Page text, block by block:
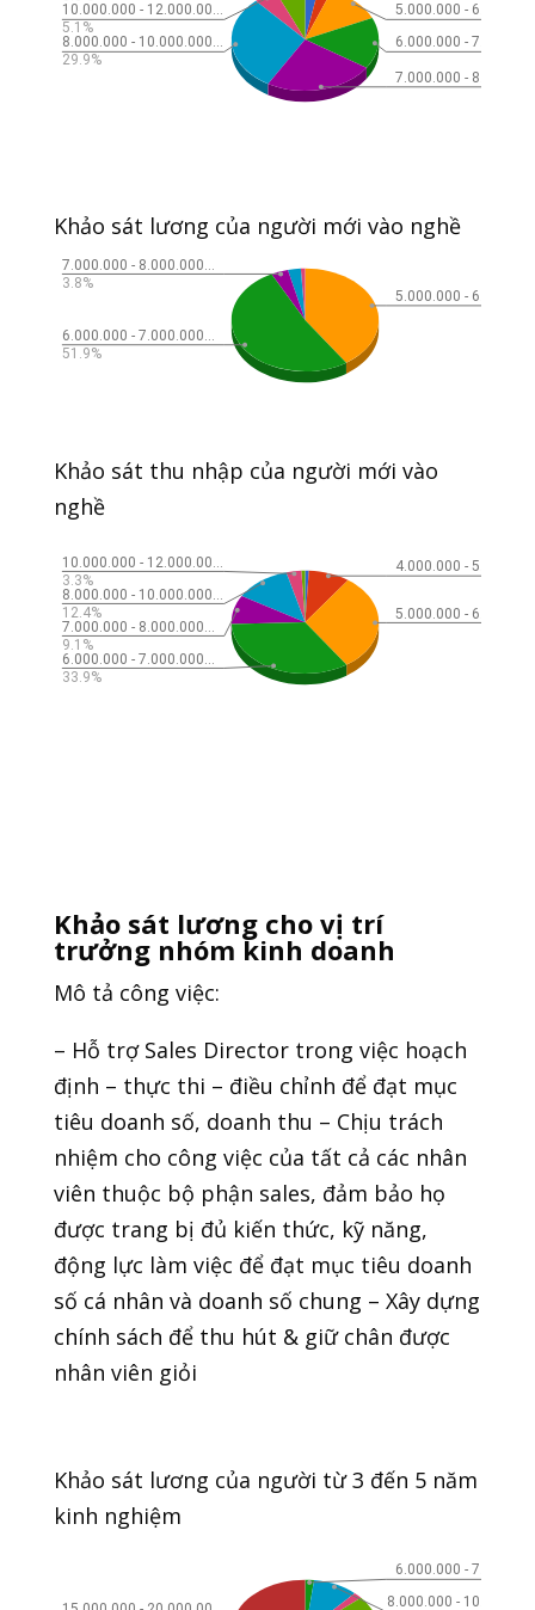
Khảo sát lương của người mới vào nghề
Khảo sát thu nhập của người mới vào
nghề
Khảo sát lương cho vị trí
trưởng nhóm kinh doanh
Mô tả công việc:
– Hỗ trợ Sales Director trong việc hoạch
định – thực thi – điều chỉnh để đạt mục
tiêu doanh số, doanh thu – Chịu trách
nhiệm cho công việc của tất cả các nhân
viên thuộc bộ phận sales, đảm bảo họ
được trang bị đủ kiến thức, kỹ năng,
động lực làm việc để đạt mục tiêu doanh
số cá nhân và doanh số chung – Xây dựng
chính sách để thu hút & giữ chân được
nhân viên giỏi
Khảo sát lương của người từ 3 đến 5 năm
kinh nghiệm